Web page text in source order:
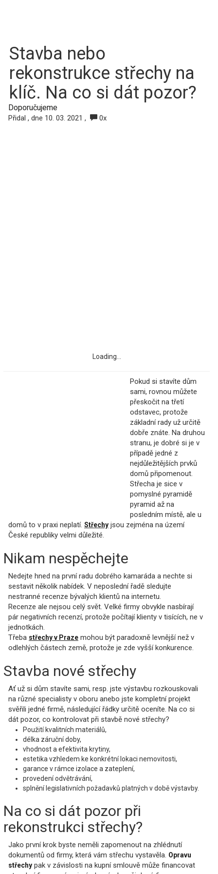
Stavba nebo
rekonstrukce střechy na
klíč. Na co si dát pozor?
Doporučujeme
Přidal , dne 10. 03. 2021 , 0x
Loading...
Pokud si stavíte dům
sami, rovnou můžete
přeskočit na třetí
odstavec, protože
základní rady už určitě
dobře znáte. Na druhou
stranu, je dobré si je v
případě jedné z
nejdůležitějších prvků
domů připomenout.
Střecha je sice v
pomyslné pyramidě
pyramid až na
posledním místě, ale u
domů to v praxi neplatí. Střechy jsou zejména na území
České republiky velmi důležité.
Nikam nespěchejte
Nedejte hned na první radu dobrého kamaráda a nechte si
sestavit několik nabídek. V neposlední řadě sledujte
nestranné recenze bývalých klientů na internetu.
Recenze ale nejsou celý svět. Velké firmy obvykle nasbírají
pár negativních recenzí, protože počítají klienty v tisících, ne v
jednotkách.
Třeba střechy v Praze mohou být paradoxně levnější než v
odlehlých částech země, protože je zde vyšší konkurence.
Stavba nové střechy
Ať už si dům stavíte sami, resp. jste výstavbu rozkouskovali
na různé specialisty v oboru anebo jste kompletní projekt
svěřili jedné firmě, následující řádky určitě oceníte. Na co si
dát pozor, co kontrolovat při stavbě nové střechy?
Použití kvalitních materiálů,
délka záruční doby,
vhodnost a efektivita krytiny,
estetika vzhledem ke konkrétní lokaci nemovitosti,
garance v rámce izolace a zateplení,
provedení odvětrávání,
splnění legislativních požadavků platných v době výstavby.
Na co si dát pozor při
rekonstrukci střechy?
Jako první krok byste neměli zapomenout na zhlédnutí
dokumentů od firmy, která vám střechu vystavěla. Opravu
střechy pak v závislosti na kupní smlouvě může financovat